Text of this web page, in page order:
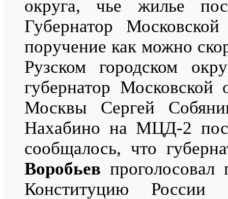
округа, чье жилье
Губернатор
поручение как можно
Рузском городском
губернатор Московской
Москвы Сергей
Нахабино на МЦД-2
сообщалось, что
Воробьев
Конституцию России